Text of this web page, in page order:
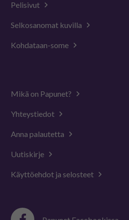
Pelisivut
Selkosanomat kuvilla
Kohdataan-some
Mikä on Papunet?
Yhteystiedot
Anna palautetta
Uutiskirje
Käyttöehdot ja selosteet